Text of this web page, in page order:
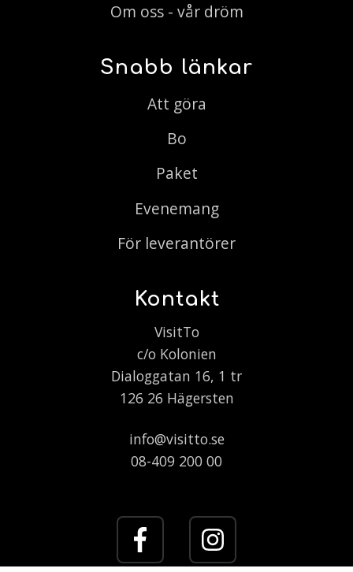
Om oss - vår dröm
Snabb länkar
Att göra
Bo
Paket
Evenemang
För leverantörer
Kontakt
VisitTo
c/o Kolonien
Dialoggatan 16, 1 tr
126 26 Hägersten
info@visitto.se
08-409 200 00